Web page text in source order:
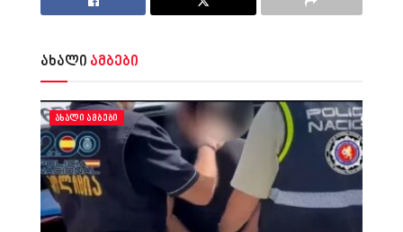
ახალი ამბები
ᲐᲮᲐᲚᲘ ᲐᲛᲑᲔᲑᲘ